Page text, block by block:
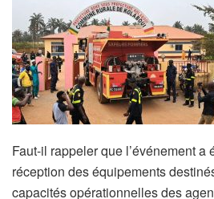
Faut-il rappeler que l’événement a
réception des équipements
capacités opérationnelles des